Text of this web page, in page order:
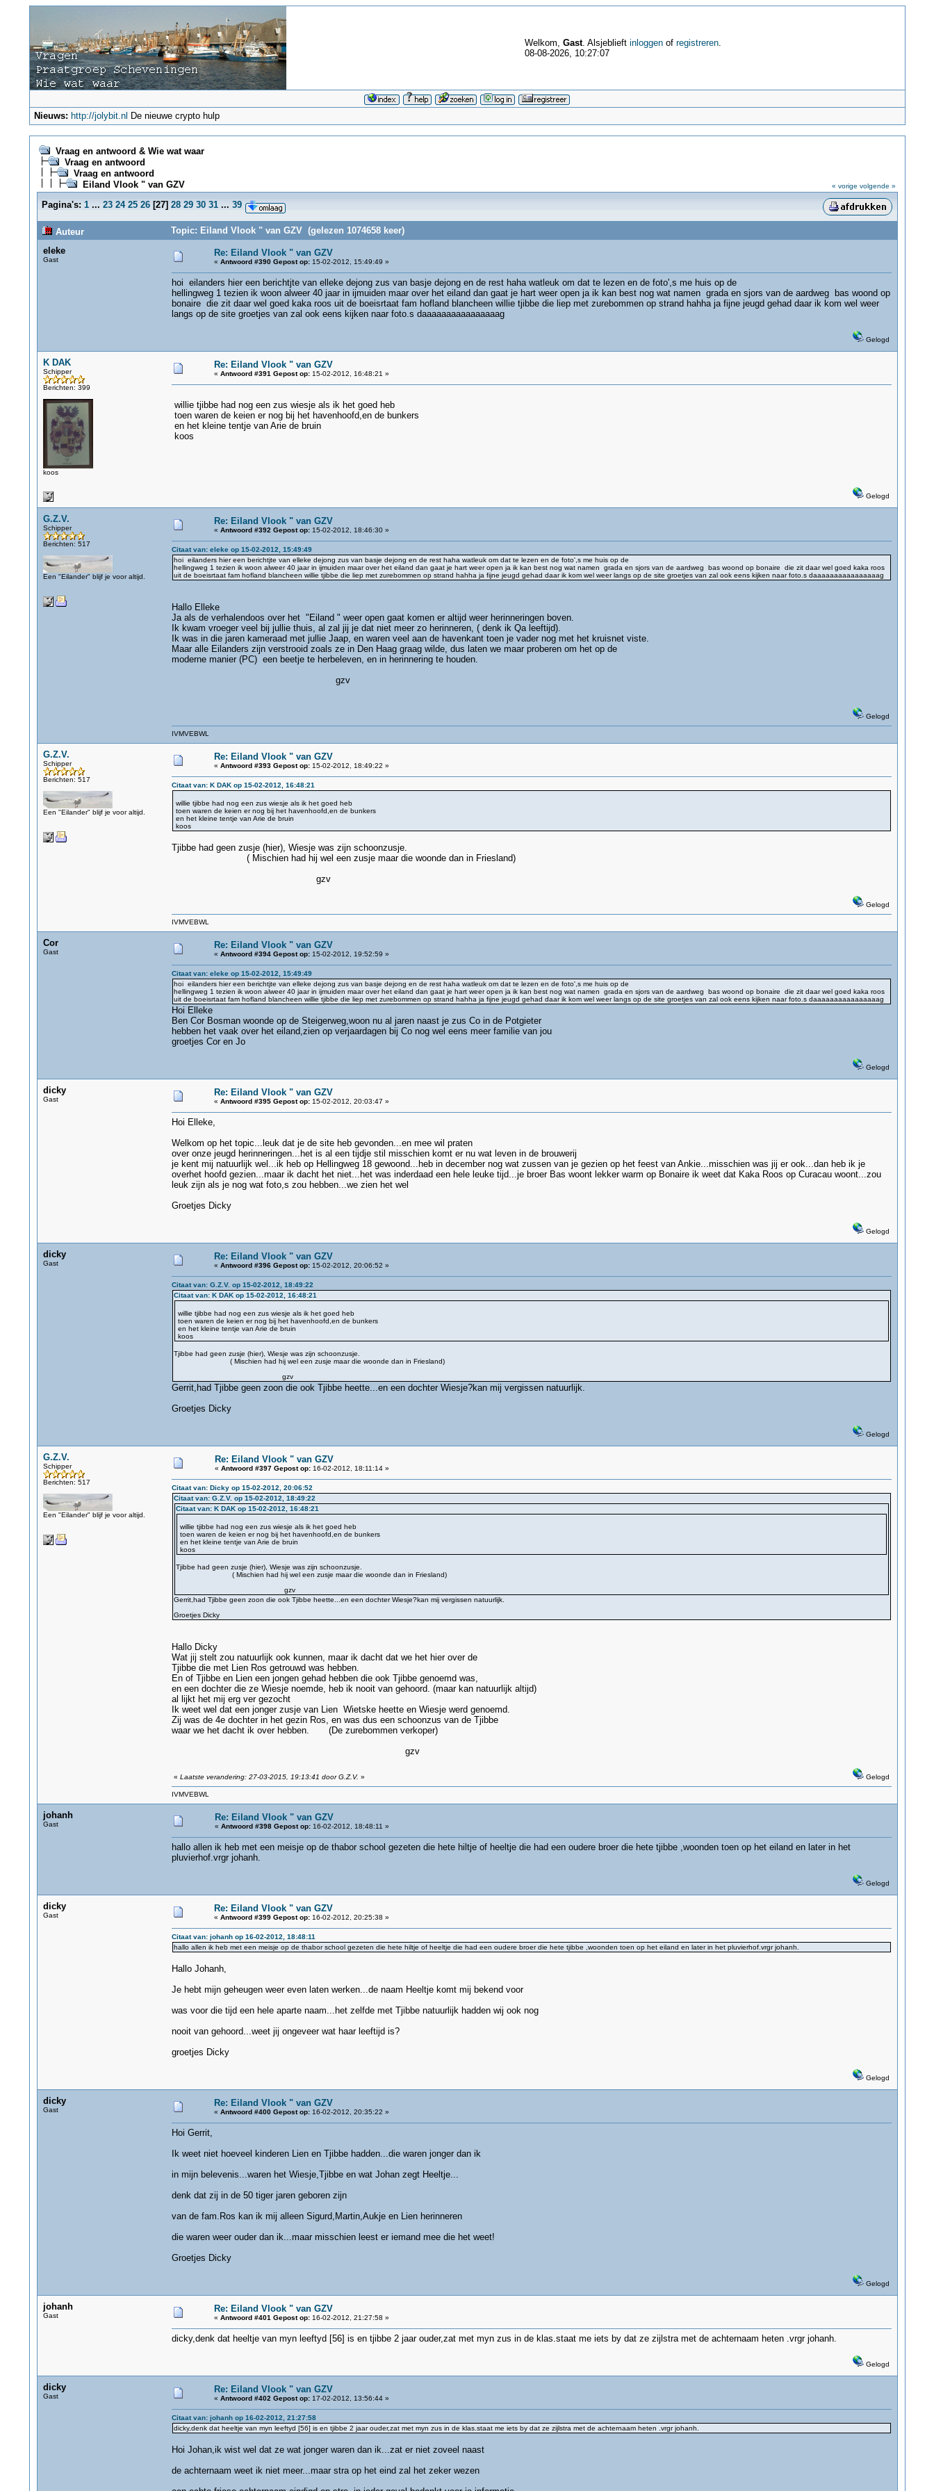
Welkom, Gast. Alsjeblieft inloggenof registreren.
08-08-2026, 10:27:07
Nieuws: http://jolybit.nl De nieuwe crypto hulp
Vraag en antwoord & Wie wat waar
Vraag en antwoord
Vraag en antwoord
Eiland Vlook " van GZV
« vorige volgende »
Pagina's: 1 ... 23 24 25 26[27] 28 29 30 31 ... 39
Auteur
Topic: Eiland Vlook " van GZV (gelezen 1074658 keer)
eleke
Gast
Re: Eiland Vlook " van GZV
« Antwoord #390 Gepost op:15-02-2012, 15:49:49 »
hoi eilanders hier een berichtjte van elleke dejong zus van basje dejong en de rest haha watleuk om dat te lezen en de foto',s me huis op de
hellingweg 1 tezien ik woon alweer 40 jaar in ijmuiden maar over het eiland dan gaat je hart weer open ja ik kan best nog wat namen grada en sjors van de aardweg bas woond op
bonaire die zit daar wel goed kaka roos uit de boeisrtaat fam hofland blancheen willie tjibbe die liep met zurebommen op strand hahha ja fijne jeugd gehad daar ik kom wel weer
langs op de site groetjes van zal ook eens kijken naar foto.s daaaaaaaaaaaaaaaag
Gelogd
K DAK
Schipper
Berichten: 399
koos
Re: Eiland Vlook " van GZV
« Antwoord #391 Gepost op:15-02-2012, 16:48:21 »
willie tjibbe had nog een zus wiesje als ik het goed heb
toen waren de keien er nog bij het havenhoofd,en de bunkers
en het kleine tentje van Arie de bruin
koos
Gelogd
G.Z.V.
Schipper
Berichten: 517
Een "Eilander" blijf je voor altijd.
Re: Eiland Vlook " van GZV
« Antwoord #392 Gepost op:15-02-2012, 18:46:30 »
Citaat van: eleke op 15-02-2012, 15:49:49
hoi eilanders hier een berichtjte van elleke dejong zus van basje dejong en de rest haha watleuk om dat te lezen en de foto',s me huis op de
hellingweg 1 tezien ik woon alweer 40 jaar in ijmuiden maar over het eiland dan gaat je hart weer open ja ik kan best nog wat namen grada en sjors van de aardweg bas woond op bonaire die zit daar wel goed kaka roos
uit de boeisrtaat fam hofland blancheen willie tjibbe die liep met zurebommen op strand hahha ja fijne jeugd gehad daar ik kom wel weer langs op de site groetjes van zal ook eens kijken naar foto.s daaaaaaaaaaaaaaaag
Hallo Elleke
Ja als de verhalendoos over het "Eiland " weer open gaat komen er altijd weer herinneringen boven.
Ik kwam vroeger veel bij jullie thuis, al zal jij je dat niet meer zo herinneren, ( denk ik Qa leeftijd).
Ik was in die jaren kameraad met jullie Jaap, en waren veel aan de havenkant toen je vader nog met het kruisnet viste.
Maar alle Eilanders zijn verstrooid zoals ze in Den Haag graag wilde, dus laten we maar proberen om het op de
moderne manier (PC) een beetje te herbeleven, en in herinnering te houden.
gzv
Gelogd
IVMVEBWL
G.Z.V.
Schipper
Berichten: 517
Een "Eilander" blijf je voor altijd.
Re: Eiland Vlook " van GZV
« Antwoord #393 Gepost op:15-02-2012, 18:49:22 »
Citaat van: K DAK op 15-02-2012, 16:48:21
willie tjibbe had nog een zus wiesje als ik het goed heb
toen waren de keien er nog bij het havenhoofd,en de bunkers
en het kleine tentje van Arie de bruin
koos
Tjibbe had geen zusje (hier), Wiesje was zijn schoonzusje.
( Mischien had hij wel een zusje maar die woonde dan in Friesland)
gzv
Gelogd
IVMVEBWL
Cor
Gast
Re: Eiland Vlook " van GZV
« Antwoord #394 Gepost op:15-02-2012, 19:52:59 »
Citaat van: eleke op 15-02-2012, 15:49:49
hoi eilanders hier een berichtjte van elleke dejong zus van basje dejong en de rest haha watleuk om dat te lezen en de foto',s me huis op de
hellingweg 1 tezien ik woon alweer 40 jaar in ijmuiden maar over het eiland dan gaat je hart weer open ja ik kan best nog wat namen grada en sjors van de aardweg bas woond op bonaire die zit daar wel goed kaka roos
uit de boeisrtaat fam hofland blancheen willie tjibbe die liep met zurebommen op strand hahha ja fijne jeugd gehad daar ik kom wel weer langs op de site groetjes van zal ook eens kijken naar foto.s daaaaaaaaaaaaaaaag
Hoi Elleke
Ben Cor Bosman woonde op de Steigerweg,woon nu al jaren naast je zus Co in de Potgieter
hebben het vaak over het eiland,zien op verjaardagen bij Co nog wel eens meer familie van jou
groetjes Cor en Jo
Gelogd
dicky
Gast
Re: Eiland Vlook " van GZV
« Antwoord #395 Gepost op:15-02-2012, 20:03:47 »
Hoi Elleke,
Welkom op het topic...leuk dat je de site heb gevonden...en mee wil praten
over onze jeugd herinneringen...het is al een tijdje stil misschien komt er nu wat leven in de brouwerij
je kent mij natuurlijk wel...ik heb op Hellingweg 18 gewoond...heb in december nog wat zussen van je gezien op het feest van Ankie...misschien was jij er ook...dan heb ik je
overhet hoofd gezien...maar ik dacht het niet...het was inderdaad een hele leuke tijd...je broer Bas woont lekker warm op Bonaire ik weet dat Kaka Roos op Curacau woont...zou
leuk zijn als je nog wat foto,s zou hebben...we zien het wel
Groetjes Dicky
Gelogd
dicky
Gast
Re: Eiland Vlook " van GZV
« Antwoord #396 Gepost op:15-02-2012, 20:06:52 »
Citaat van: G.Z.V. op 15-02-2012, 18:49:22
Citaat van: K DAK op 15-02-2012, 16:48:21
willie tjibbe had nog een zus wiesje als ik het goed heb
toen waren de keien er nog bij het havenhoofd,en de bunkers
en het kleine tentje van Arie de bruin
koos
Tjibbe had geen zusje (hier), Wiesje was zijn schoonzusje.
( Mischien had hij wel een zusje maar die woonde dan in Friesland)
gzv
Gerrit,had Tjibbe geen zoon die ook Tjibbe heette...en een dochter Wiesje?kan mij vergissen natuurlijk.
Groetjes Dicky
Gelogd
G.Z.V.
Schipper
Berichten: 517
Een "Eilander" blijf je voor altijd.
Re: Eiland Vlook " van GZV
« Antwoord #397 Gepost op:16-02-2012, 18:11:14 »
Citaat van: Dicky op 15-02-2012, 20:06:52
Citaat van: G.Z.V. op 15-02-2012, 18:49:22
Citaat van: K DAK op 15-02-2012, 16:48:21
willie tjibbe had nog een zus wiesje als ik het goed heb
toen waren de keien er nog bij het havenhoofd,en de bunkers
en het kleine tentje van Arie de bruin
koos
Tjibbe had geen zusje (hier), Wiesje was zijn schoonzusje.
( Mischien had hij wel een zusje maar die woonde dan in Friesland)
gzv
Gerrit,had Tjibbe geen zoon die ook Tjibbe heette...en een dochter Wiesje?kan mij vergissen natuurlijk.
Groetjes Dicky
Hallo Dicky
Wat jij stelt zou natuurlijk ook kunnen, maar ik dacht dat we het hier over de
Tjibbe die met Lien Ros getrouwd was hebben.
En of Tjibbe en Lien een jongen gehad hebben die ook Tjibbe genoemd was,
en een dochter die ze Wiesje noemde, heb ik nooit van gehoord. (maar kan natuurlijk altijd)
al lijkt het mij erg ver gezocht
Ik weet wel dat een jonger zusje van Lien Wietske heette en Wiesje werd genoemd.
Zij was de 4e dochter in het gezin Ros, en was dus een schoonzus van de Tjibbe
waar we het dacht ik over hebben. (De zurebommen verkoper)
gzv
« Laatste verandering: 27-03-2015, 19:13:41 door G.Z.V. » Gelogd
IVMVEBWL
johanh
Gast
Re: Eiland Vlook " van GZV
« Antwoord #398 Gepost op:16-02-2012, 18:48:11 »
hallo allen ik heb met een meisje op de thabor school gezeten die hete hiltje of heeltje die had een oudere broer die hete tjibbe ,woonden toen op het eiland en later in het
pluvierhof.vrgr johanh.
Gelogd
dicky
Gast
Re: Eiland Vlook " van GZV
« Antwoord #399 Gepost op:16-02-2012, 20:25:38 »
Citaat van: johanh op 16-02-2012, 18:48:11
hallo allen ik heb met een meisje op de thabor school gezeten die hete hiltje of heeltje die had een oudere broer die hete tjibbe ,woonden toen op het eiland en later in het pluvierhof.vrgr johanh.
Hallo Johanh,
Je hebt mijn geheugen weer even laten werken...de naam Heeltje komt mij bekend voor
was voor die tijd een hele aparte naam...het zelfde met Tjibbe natuurlijk hadden wij ook nog
nooit van gehoord...weet jij ongeveer wat haar leeftijd is?
groetjes Dicky
Gelogd
dicky
Gast
Re: Eiland Vlook " van GZV
« Antwoord #400 Gepost op:16-02-2012, 20:35:22 »
Hoi Gerrit,
Ik weet niet hoeveel kinderen Lien en Tjibbe hadden...die waren jonger dan ik
in mijn belevenis...waren het Wiesje,Tjibbe en wat Johan zegt Heeltje...
denk dat zij in de 50 tiger jaren geboren zijn
van de fam.Ros kan ik mij alleen Sigurd,Martin,Aukje en Lien herinneren
die waren weer ouder dan ik...maar misschien leest er iemand mee die het weet!
Groetjes Dicky
Gelogd
johanh
Gast
Re: Eiland Vlook " van GZV
« Antwoord #401 Gepost op:16-02-2012, 21:27:58 »
dicky,denk dat heeltje van myn leeftyd [56] is en tjibbe 2 jaar ouder,zat met myn zus in de klas.staat me iets by dat ze zijlstra met de achternaam heten .vrgr johanh.
Gelogd
dicky
Gast
Re: Eiland Vlook " van GZV
« Antwoord #402 Gepost op:17-02-2012, 13:56:44 »
Citaat van: johanh op 16-02-2012, 21:27:58
dicky,denk dat heeltje van myn leeftyd [56] is en tjibbe 2 jaar ouder,zat met myn zus in de klas.staat me iets by dat ze zijlstra met de achternaam heten .vrgr johanh.
Hoi Johan,ik wist wel dat ze wat jonger waren dan ik...zat er niet zoveel naast
de achternaam weet ik niet meer...maar stra op het eind zal het zeker wezen